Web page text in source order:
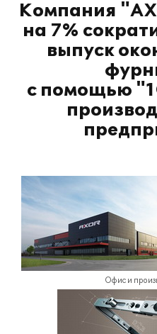
Компания
на 7%
выпуск
с помощью
Офис и